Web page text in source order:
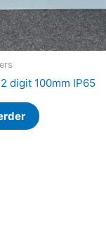
digit 100mm IP65